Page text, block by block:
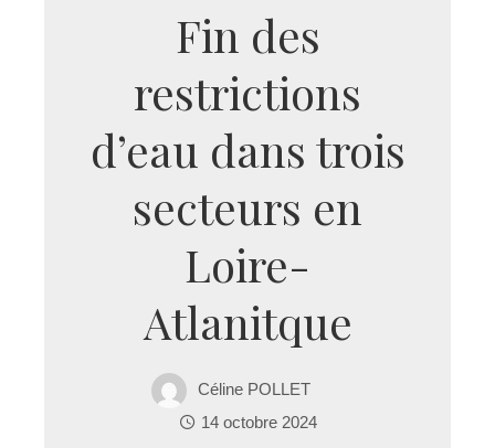
Fin des
restrictions
d’eau dans trois
secteurs en
Loire-
Atlanitque
Céline POLLET
14 octobre 2024